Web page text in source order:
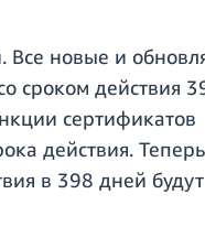
Все новые и
сроком действия
сертификатов
действия. Теперь
в 398 дней будут